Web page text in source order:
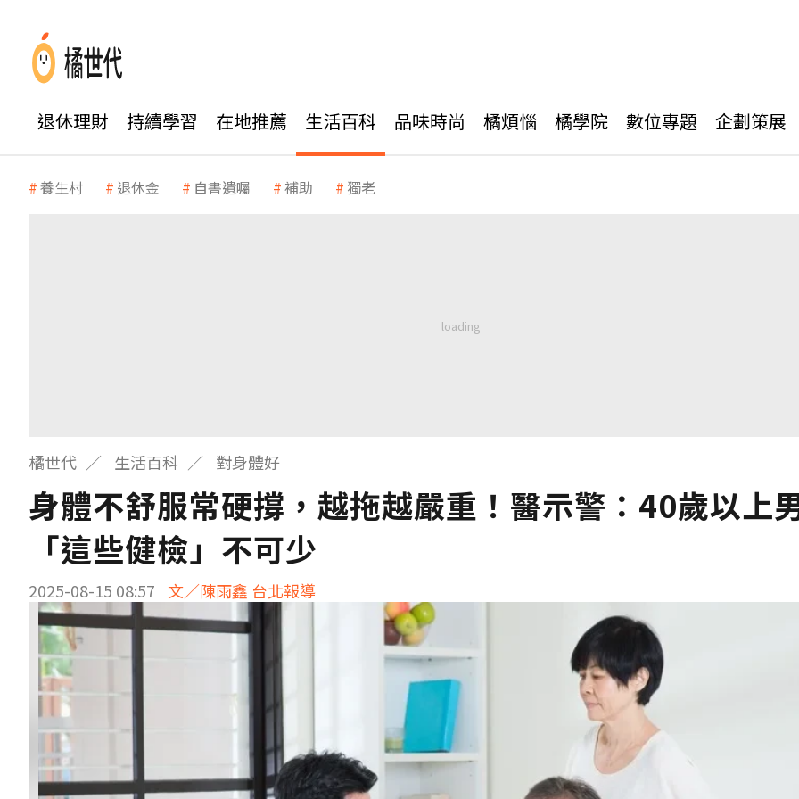
退休理財 持續學習 在地推薦 生活百科 品味時尚 橘煩惱 橘學院 數位專題 企劃策展
養生村 退休金 自書遺囑 補助 獨老
橘世代 生活百科 對身體好
身體不舒服常硬撐，越拖越嚴重！醫示警：40歲以上
「這些健檢」不可少
2025-08-15 08:57 文／陳雨鑫 台北報導